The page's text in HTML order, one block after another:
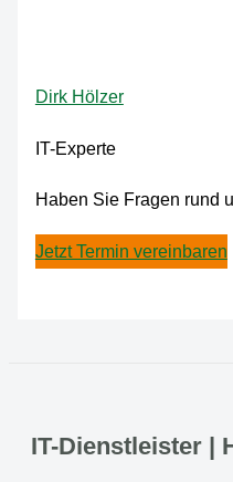
Dirk Hölzer
IT-Experte
Haben Sie Fragen rund
Jetzt Termin vereinbaren
IT-Dienstleister |